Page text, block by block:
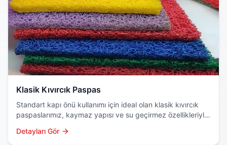
Klasik Kıvırcık Paspas
Standart kapı önü kullanımı için ideal olan klasik kıvırcık
paspaslarımız, kaymaz yapısı ve su geçirmez özellikleriyle
Detayları Gör